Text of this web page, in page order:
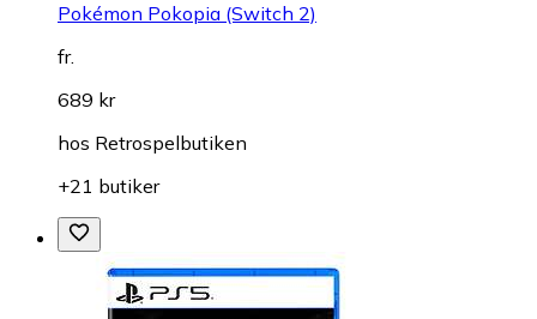
Pokémon Pokopia (Switch 2)
fr.
689 kr
hos Retrospelbutiken
+21 butiker